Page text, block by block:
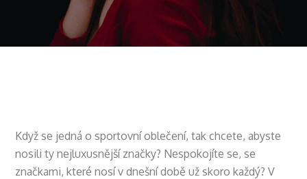
Když se jedná o sportovní oblečení, tak chcete, abyste
nosili ty nejluxusnější značky? Nespokojíte se, se
značkami, které nosí v dnešní době už skoro každý? V